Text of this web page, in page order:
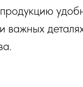
важных